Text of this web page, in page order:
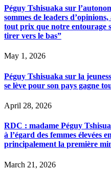
Péguy Tshisuaka sur
sommes de leaders
tout prix que notre entourage
tirer vers le bas”
May 1, 2026
Péguy Tshisuaka sur la
se lève pour son pays gagne
April 28, 2026
RDC : madame Péguy
à l’égard des femmes élevées
principalement la première
March 21, 2026